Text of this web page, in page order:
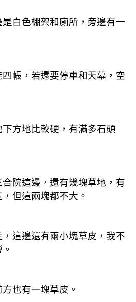
白色棚架和廁所，旁邊有一
帳，若還要停車和天幕，空
方地比較硬，有滿多石頭
院這邊，還有幾塊草地，有
但這兩塊都不大。
這邊還有兩小塊草皮，我不
也有一塊草皮。